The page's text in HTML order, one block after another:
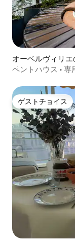
オーベルヴィリ
ペントハウス •
ゲストチョイス
ゲストチョイス